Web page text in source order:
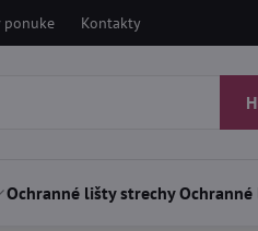
ponuke Kontakty
Ochranné lišty strechy